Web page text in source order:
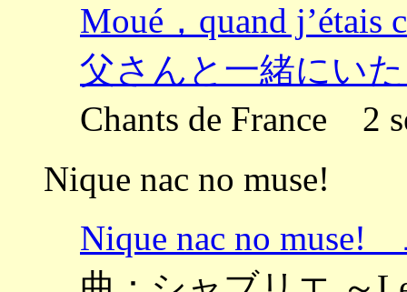
Moué，quand
父さんと一緒にい
Chants de France 2
Nique nac no muse!
Nique nac no